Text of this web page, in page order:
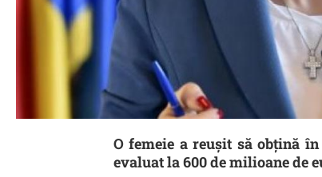
O femeie a reușit să obțină
evaluat la 600 de milioane de